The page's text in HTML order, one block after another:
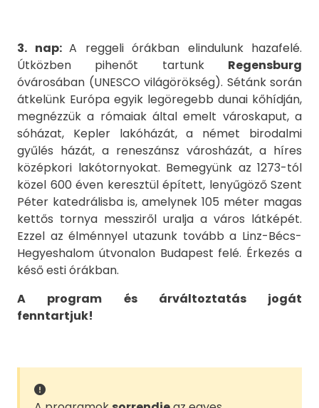
3. nap: A reggeli órákban elindulunk hazafelé.
Útközben pihenőt tartunk Regensburg
óvárosában (UNESCO világörökség). Sétánk során
átkelünk Európa egyik legöregebb dunai kőhídján,
megnézzük a rómaiak által emelt városkaput, a
sóházat, Kepler lakóházát, a német birodalmi
gyűlés házát, a reneszánsz városházát, a híres
középkori lakótornyokat. Bemegyünk az 1273-tól
közel 600 éven keresztül épített, lenyűgöző Szent
Péter katedrálisba is, amelynek 105 méter magas
kettős tornya messziről uralja a város látképét.
Ezzel az élménnyel utazunk tovább a Linz-Bécs-
Hegyeshalom útvonalon Budapest felé. Érkezés a
késő esti órákban.
A program és árváltoztatás jogát
fenntartjuk!